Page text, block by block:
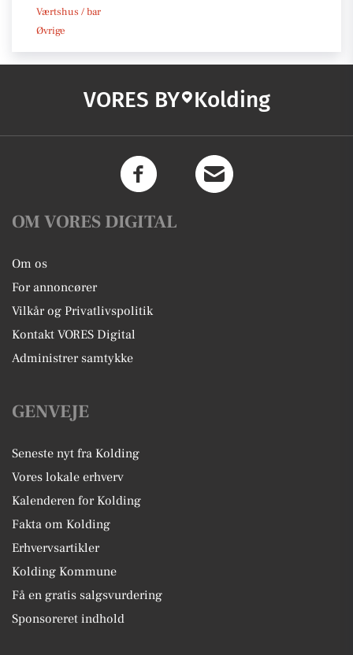
Værtshus / bar
Øvrige
VORES BY Kolding
OM VORES DIGITAL
Om os
For annoncører
Vilkår og Privatlivspolitik
Kontakt VORES Digital
Administrer samtykke
GENVEJE
Seneste nyt fra Kolding
Vores lokale erhverv
Kalenderen for Kolding
Fakta om Kolding
Erhvervsartikler
Kolding Kommune
Få en gratis salgsvurdering
Sponsoreret indhold